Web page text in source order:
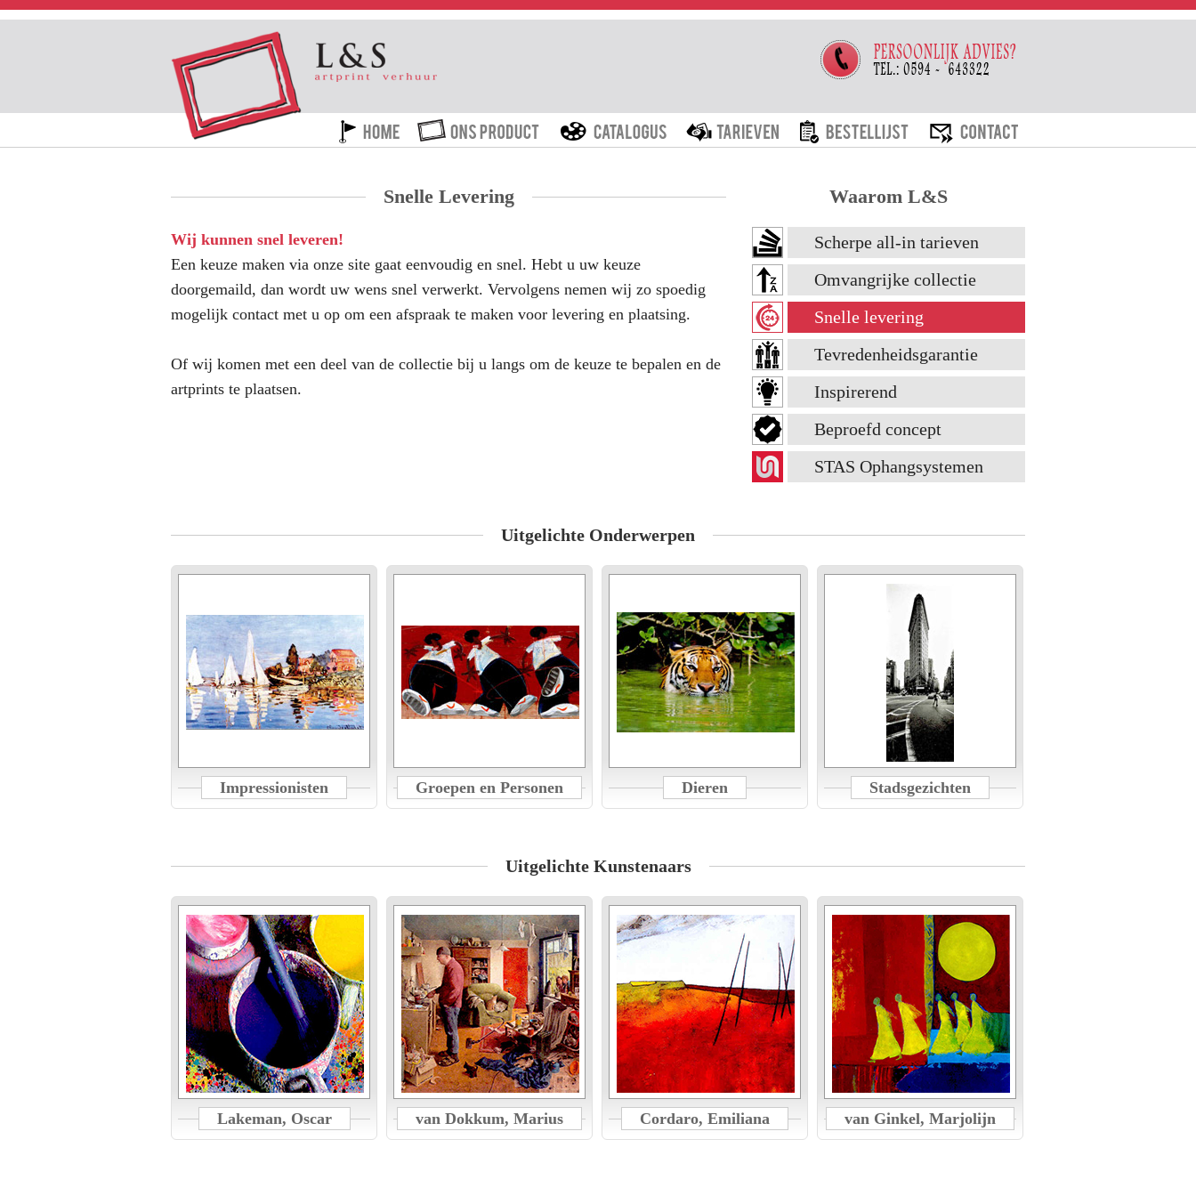
HOME ONS PRODUCT CATALOGUS TARIEVEN BESTELLIJST CONTACT
Snelle Levering
Wij kunnen snel leveren!
Een keuze maken via onze site gaat eenvoudig en snel. Hebt u uw keuze
doorgemaild, dan wordt uw wens snel verwerkt. Vervolgens nemen wij zo spoedig
mogelijk contact met u op om een afspraak te maken voor levering en plaatsing.
Of wij komen met een deel van de collectie bij u langs om de keuze te bepalen en de
artprints te plaatsen.
Waarom L&S
Scherpe all-in tarieven
Omvangrijke collectie
Snelle levering
Tevredenheidsgarantie
Inspirerend
Beproefd concept
STAS Ophangsystemen
Uitgelichte Onderwerpen
Impressionisten Groepen en Personen Dieren Stadsgezichten
Uitgelichte Kunstenaars
Lakeman, Oscar van Dokkum, Marius Cordaro, Emiliana van Ginkel, Marjolijn